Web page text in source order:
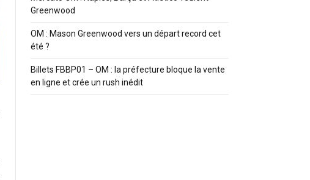
Greenwood
OM : Mason Greenwood vers un départ record cet
été ?
Billets FBBP01 – OM : la préfecture bloque la vente
en ligne et crée un rush inédit